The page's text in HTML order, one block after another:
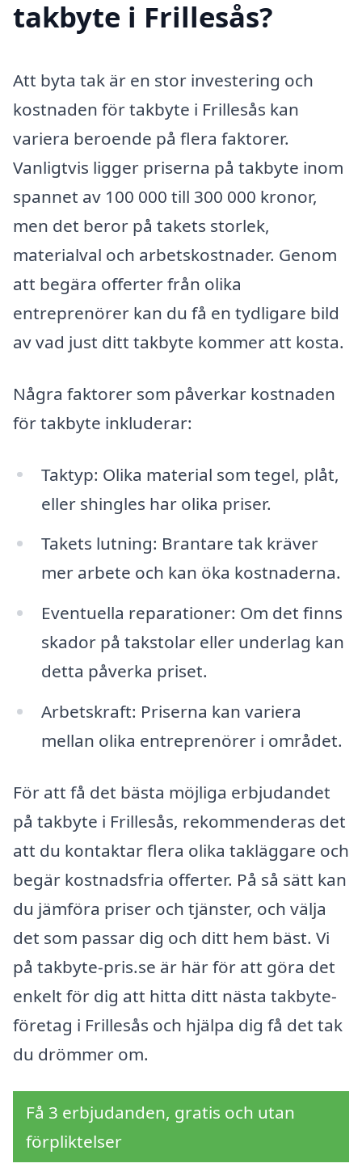
takbyte i Frillesås?
Att byta tak är en stor investering och
kostnaden för takbyte i Frillesås kan
variera beroende på flera faktorer.
Vanligtvis ligger priserna på takbyte inom
spannet av 100 000 till 300 000 kronor,
men det beror på takets storlek,
materialval och arbetskostnader. Genom
att begära offerter från olika
entreprenörer kan du få en tydligare bild
av vad just ditt takbyte kommer att kosta.
Några faktorer som påverkar kostnaden
för takbyte inkluderar:
Taktyp: Olika material som tegel, plåt,
eller shingles har olika priser.
Takets lutning: Brantare tak kräver
mer arbete och kan öka kostnaderna.
Eventuella reparationer: Om det finns
skador på takstolar eller underlag kan
detta påverka priset.
Arbetskraft: Priserna kan variera
mellan olika entreprenörer i området.
För att få det bästa möjliga erbjudandet
på takbyte i Frillesås, rekommenderas det
att du kontaktar flera olika takläggare och
begär kostnadsfria offerter. På så sätt kan
du jämföra priser och tjänster, och välja
det som passar dig och ditt hem bäst. Vi
på takbyte-pris.se är här för att göra det
enkelt för dig att hitta ditt nästa takbyte-
företag i Frillesås och hjälpa dig få det tak
du drömmer om.
Få 3 erbjudanden, gratis och utan
förpliktelser